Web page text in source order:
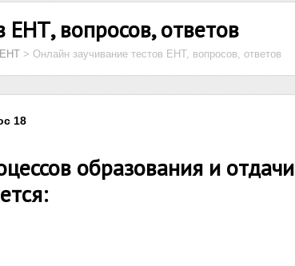
ЕНТ, вопросов, ответов
ЕНТ > Онлайн заучивание тестов ЕНТ, вопросов, ответов
18
образования и отдачи